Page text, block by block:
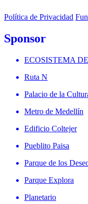
Política de Privacidad
Sponsor
ECOSISTEMA
Ruta N
Palacio de la
Metro de Medellín
Edificio Coltejer
Pueblito Paisa
Parque de los
Parque Explora
Planetario